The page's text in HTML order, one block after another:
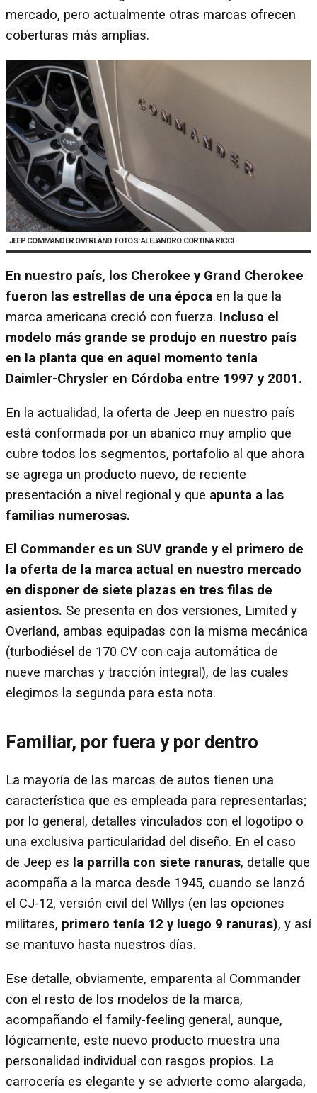
mercado, pero actualmente otras marcas ofrecen
coberturas más amplias.
JEEP COMMANDER OVERLAND. FOTOS: ALEJANDRO CORTINA RICCI
En nuestro país, los Cherokee y Grand Cherokee
fueron las estrellas de una época en la que la
marca americana creció con fuerza. Incluso el
modelo más grande se produjo en nuestro país
en la planta que en aquel momento tenía
Daimler-Chrysler en Córdoba entre 1997 y 2001.
En la actualidad, la oferta de Jeep en nuestro país
está conformada por un abanico muy amplio que
cubre todos los segmentos, portafolio al que ahora
se agrega un producto nuevo, de reciente
presentación a nivel regional y que apunta a las
familias numerosas.
El Commander es un SUV grande y el primero de
la oferta de la marca actual en nuestro mercado
en disponer de siete plazas en tres filas de
asientos. Se presenta en dos versiones, Limited y
Overland, ambas equipadas con la misma mecánica
(turbodiésel de 170 CV con caja automática de
nueve marchas y tracción integral), de las cuales
elegimos la segunda para esta nota.
Familiar, por fuera y por dentro
La mayoría de las marcas de autos tienen una
característica que es empleada para representarlas;
por lo general, detalles vinculados con el logotipo o
una exclusiva particularidad del diseño. En el caso
de Jeep es la parrilla con siete ranuras, detalle que
acompaña a la marca desde 1945, cuando se lanzó
el CJ-12, versión civil del Willys (en las opciones
militares, primero tenía 12 y luego 9 ranuras), y así
se mantuvo hasta nuestros días.
Ese detalle, obviamente, emparenta al Commander
con el resto de los modelos de la marca,
acompañando el family-feeling general, aunque,
lógicamente, este nuevo producto muestra una
personalidad individual con rasgos propios. La
carrocería es elegante y se advierte como alargada,